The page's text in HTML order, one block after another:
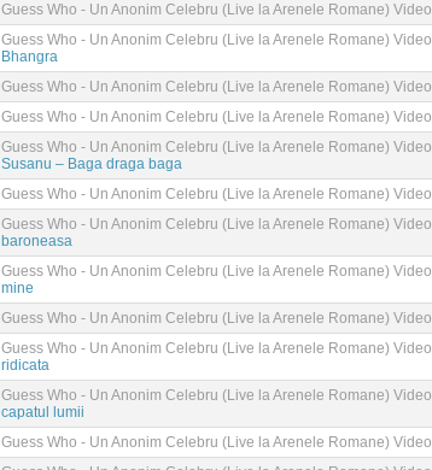
Guess Who - Un Anonim Celebru (Live la Arenele Romane) Video
Guess Who - Un Anonim Celebru (Live la Arenele Romane) Video
Bhangra
Guess Who - Un Anonim Celebru (Live la Arenele Romane) Video
Guess Who - Un Anonim Celebru (Live la Arenele Romane) Video
Guess Who - Un Anonim Celebru (Live la Arenele Romane) Video
Susanu – Baga draga baga
Guess Who - Un Anonim Celebru (Live la Arenele Romane) Video
Guess Who - Un Anonim Celebru (Live la Arenele Romane) Video
baroneasa
Guess Who - Un Anonim Celebru (Live la Arenele Romane) Video
mine
Guess Who - Un Anonim Celebru (Live la Arenele Romane) Video
Guess Who - Un Anonim Celebru (Live la Arenele Romane) Video
ridicata
Guess Who - Un Anonim Celebru (Live la Arenele Romane) Video
capatul lumii
Guess Who - Un Anonim Celebru (Live la Arenele Romane) Video